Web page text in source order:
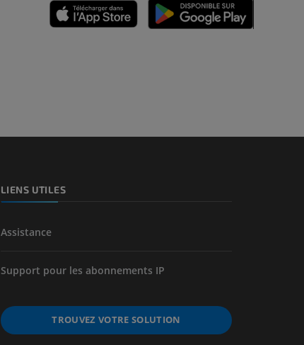
LIENS UTILES
Assistance
Support pour les abonnements IP
TROUVEZ VOTRE SOLUTION